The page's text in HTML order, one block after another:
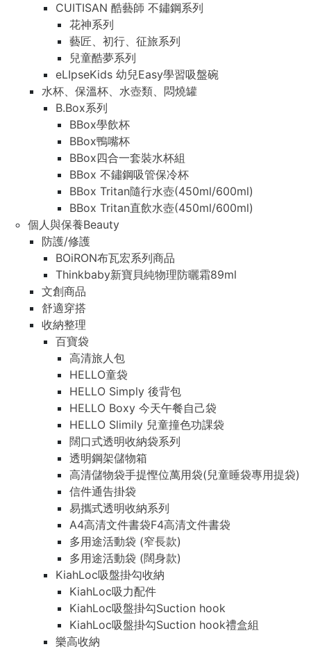
CUITISAN 酷藝師 不鏽鋼系列
花神系列
藝匠、初行、征旅系列
兒童酷夢系列
eLIpseKids 幼兒Easy學習吸盤碗
水杯、保溫杯、水壺類、悶燒罐
B.Box系列
BBox學飲杯
BBox鴨嘴杯
BBox四合一套裝水杯組
BBox 不鏽鋼吸管保冷杯
BBox Tritan隨行水壺(450ml/600ml)
BBox Tritan直飲水壺(450ml/600ml)
個人與保養Beauty
防護/修護
BOiRON布瓦宏系列商品
Thinkbaby新寶貝純物理防曬霜89ml
文創商品
舒適穿搭
收納整理
百寶袋
高清旅人包
HELLO童袋
HELLO Simply 後背包
HELLO Boxy 今天午餐自己袋
HELLO Slimily 兒童撞色功課袋
闊口式透明收納袋系列
透明鋼架儲物箱
高清儲物袋手提慳位萬用袋(兒童睡袋專用提袋)
信件通告掛袋
易攜式透明收納系列
A4高清文件書袋F4高清文件書袋
多用途活動袋 (窄長款)
多用途活動袋 (闊身款)
KiahLoc吸盤掛勾收納
KiahLoc吸力配件
KiahLoc吸盤掛勾Suction hook
KiahLoc吸盤掛勾Suction hook禮盒組
樂高收納